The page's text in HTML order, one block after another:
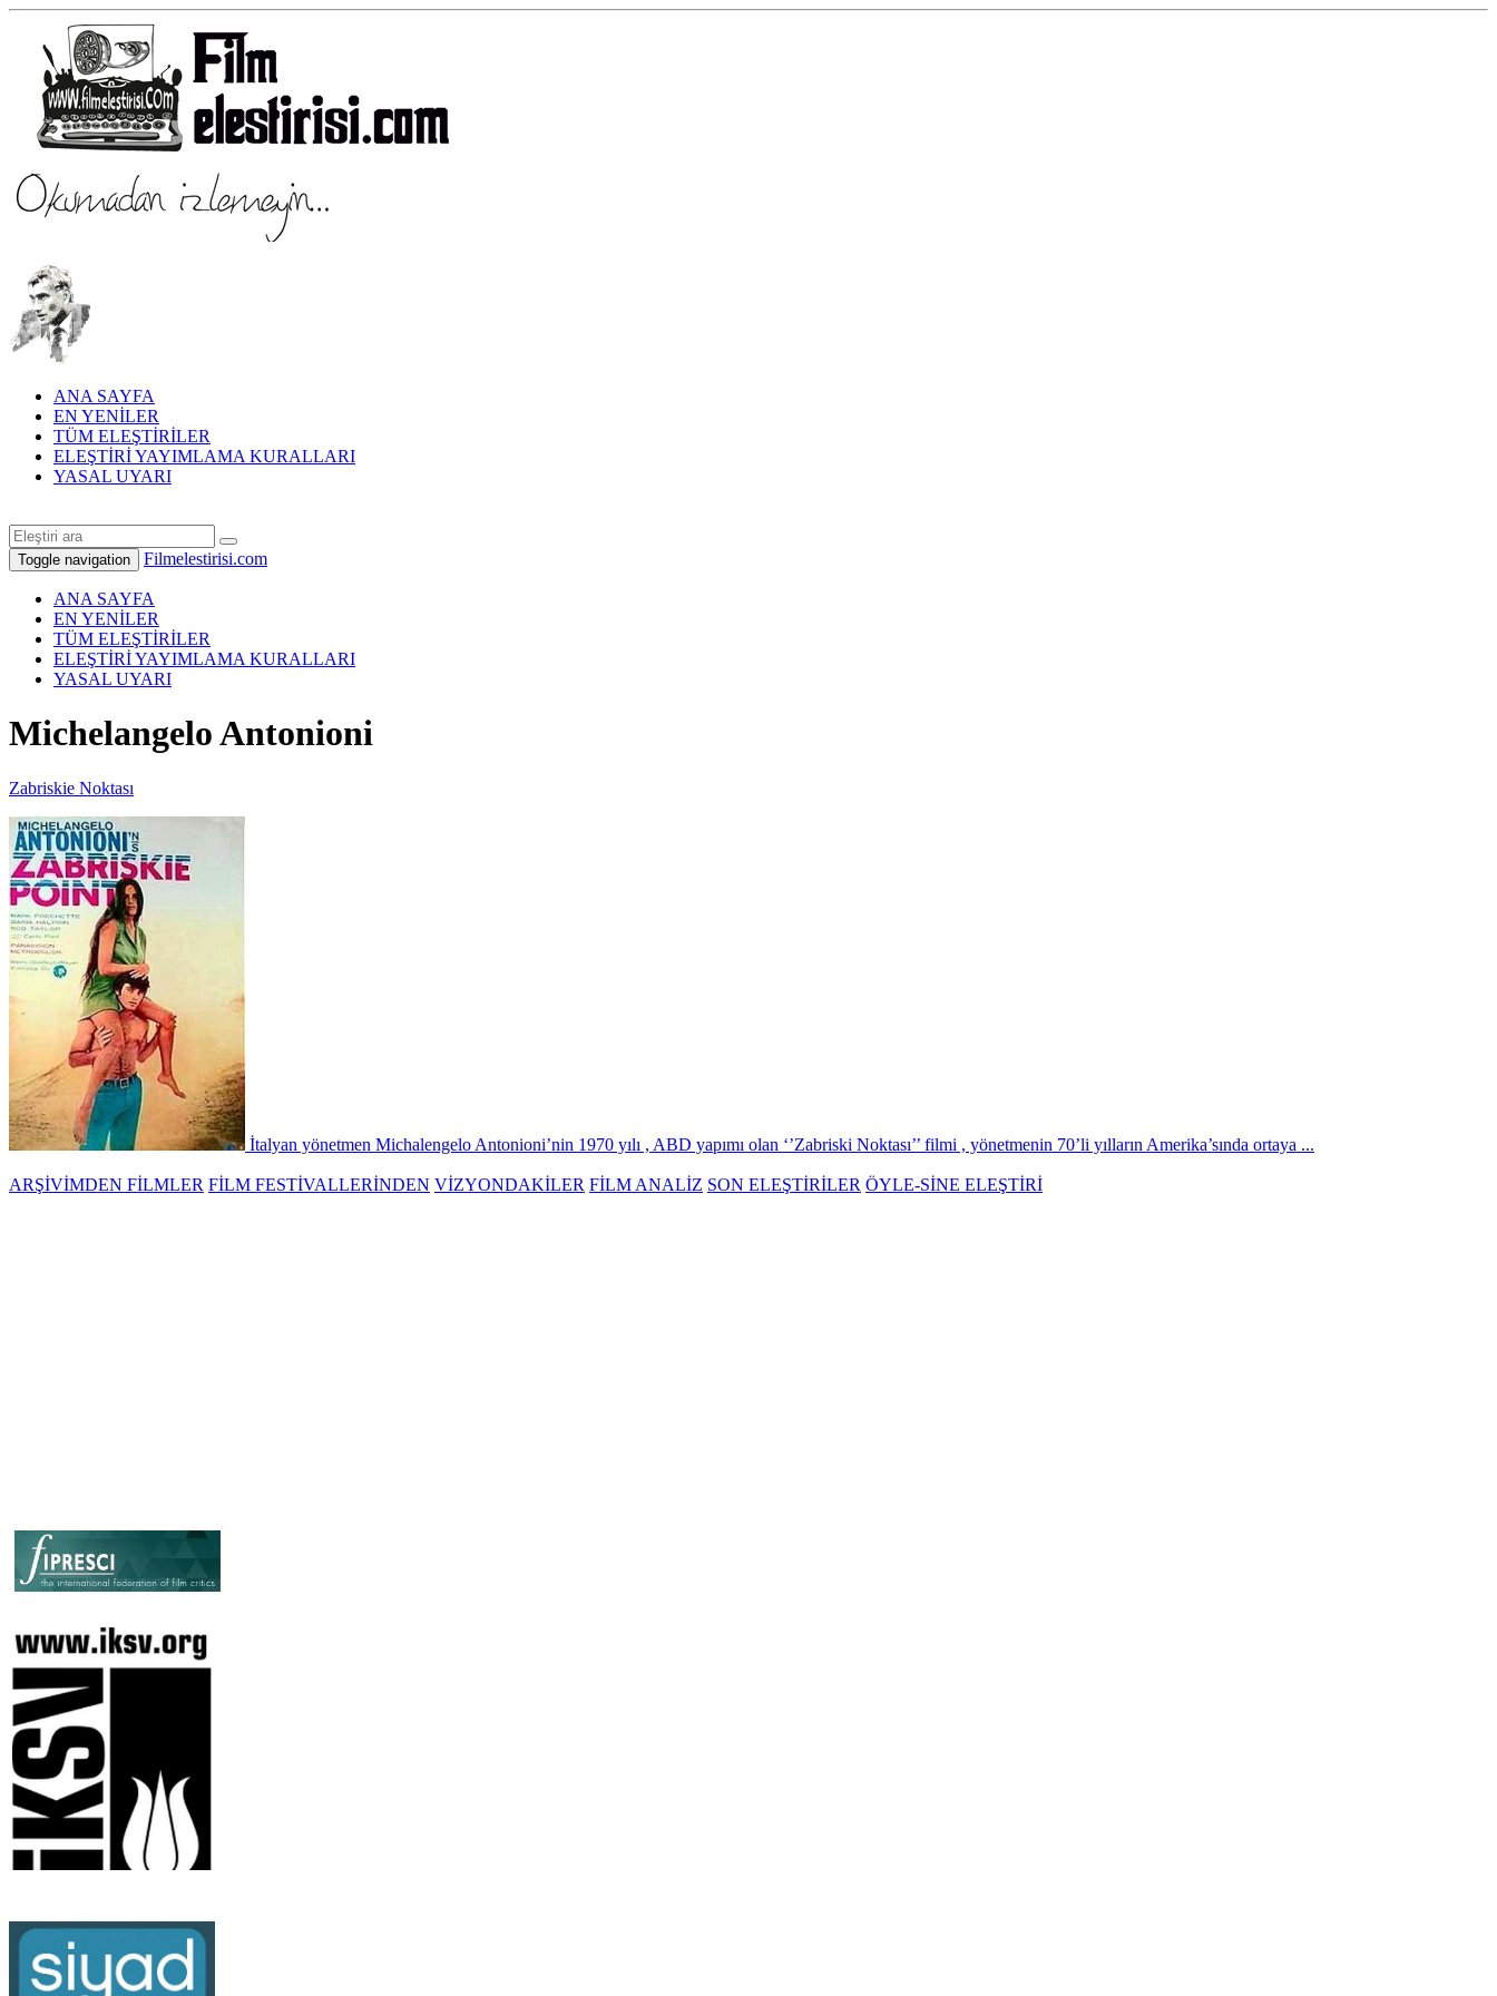
ANA SAYFA
EN YENİLER
TÜM ELEŞTİRİLER
ELEŞTİRİ YAYIMLAMA KURALLARI
YASAL UYARI
Toggle navigation Filmelestirisi.com
ANA SAYFA
EN YENİLER
TÜM ELEŞTİRİLER
ELEŞTİRİ YAYIMLAMA KURALLARI
YASAL UYARI
Michelangelo Antonioni
Zabriskie Noktası
İtalyan yönetmen Michalengelo Antonioni’nin 1970 yılı , ABD yapımı olan ‘’Zabriski Noktası’’ filmi , yönetmenin 70’li yılların Amerika’sında ortaya ...
ARŞİVİMDEN FİLMLER FİLM FESTİVALLERİNDEN VİZYONDAKİLER FİLM ANALİZ SON ELEŞTİRİLER ÖYLE-SİNE ELEŞTİRİ